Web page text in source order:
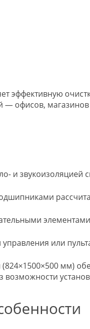
эффективную
офисов,
и
или
мм)